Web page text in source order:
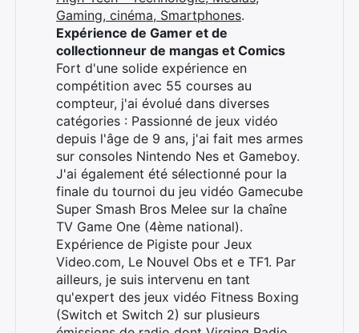
Gaming, cinéma, Smartphones.
Expérience de Gamer et de
collectionneur de mangas et Comics
Fort d'une solide expérience en
compétition avec 55 courses au
compteur, j'ai évolué dans diverses
catégories : Passionné de jeux vidéo
depuis l'âge de 9 ans, j'ai fait mes armes
sur consoles Nintendo Nes et Gameboy.
J'ai également été sélectionné pour la
finale du tournoi du jeu vidéo Gamecube
Super Smash Bros Melee sur la chaîne
TV Game One (4ème national).
Expérience de Pigiste pour Jeux
Video.com, Le Nouvel Obs et e TF1. Par
ailleurs, je suis intervenu en tant
qu'expert des jeux vidéo Fitness Boxing
(Switch et Switch 2) sur plusieurs